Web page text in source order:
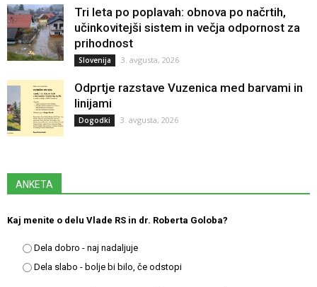
Tri leta po poplavah: obnova po načrtih,
učinkovitejši sistem in večja odpornost za
prihodnost
Slovenija 3. avgusta, 2026
Odprtje razstave Vuzenica med barvami in
linijami
Dogodki 3. avgusta, 2026
ANKETA
Kaj menite o delu Vlade RS in dr. Roberta Goloba?
Dela dobro - naj nadaljuje
Dela slabo - bolje bi bilo, če odstopi